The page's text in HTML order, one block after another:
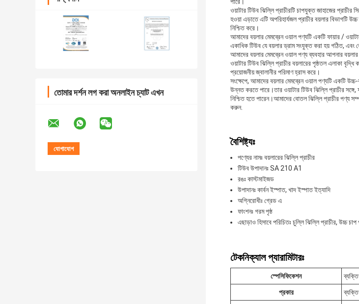
তোমার দর্শন লগ করা অনলাইন চ্যাট এখন
পারে।
ওয়াটার টিউব ঝিল্লি প্রাচীরটি চাপযুক্ত জাহাজের
হওয়া এড়াতে এটি অপরিহার্যজল প্রাচীর বয়লার বিভাগটি
নিশ্চিত করে।
আমাদের বয়লার মেমব্রেন ওয়াল পণ্যটি একটি ফায়ার /
একাধিক টিউব যে বয়লার ড্রাম সংযুক্ত করা হয় গঠিত, এবং
আমাদের বয়লার মেমব্রেন ওয়াল পণ্য ব্যবহার আপনার
ওয়াটার টিউব ঝিল্লি প্রাচীর বয়লারের পৃষ্ঠতল এলাকা
প্রয়োজনীয় জ্বালানীর পরিমাণ হ্রাস করে।
সংক্ষেপে, আমাদের বয়লার মেমব্রেন ওয়াল পণ্যটি একটি
উন্নত করতে পারে।তার ওয়াটার টিউব ঝিল্লি প্রাচীর
নিশ্চিত হতে পারেন।আমাদের বোতল ঝিল্লি প্রাচীর পণ্য
করুন.
বৈশিষ্ট্যঃ
পণ্যের নামঃ বয়লারের ঝিল্লি প্রাচীর
টিউব উপাদানঃ SA 210 A1
রঙঃ কাস্টমাইজড
উপাদানঃ কার্বন ইস্পাত, খাদ ইস্পাত ইত্যাদি
অগ্নিরোধীঃ গ্রেড এ
ফাংশনঃ গরম পৃষ্ঠ
এছাড়াও হিসাবে পরিচিতঃ চুল্লি ঝিল্লি প্রাচীর, উচ্চ
টেকনিক্যাল প্যারামিটারঃ
স্পেসিফিকেশন
প্রকার